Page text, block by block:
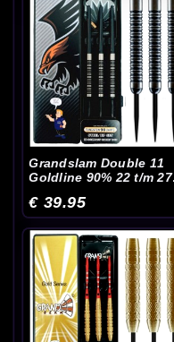
Grandslam Double 11
Goldline 90% 22 t/m 27
€ 39.95